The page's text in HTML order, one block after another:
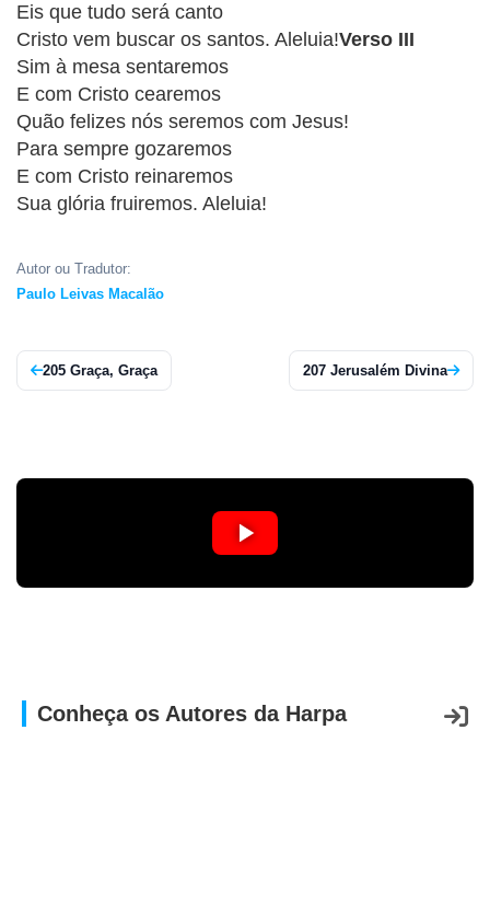
AUTORES
DA
HARPA
LISTAS
APP
WINDOWS
Eis que tudo será canto
Cristo vem buscar os santos. Aleluia!Verso III
Sim à mesa sentaremos
E com Cristo cearemos
Quão felizes nós seremos com Jesus!
Para sempre gozaremos
E com Cristo reinaremos
Sua glória fruiremos. Aleluia!
Autor ou Tradutor:
Paulo Leivas Macalão
205 Graça, Graça 207 Jerusalém Divina
Conheça os Autores da Harpa